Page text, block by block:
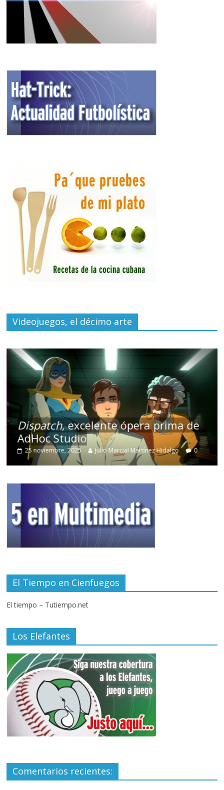
Videojuegos, el décimo arte
Dispatch, excelente ópera prima de
AdHoc Studio
25 noviembre, 2025 Julio Marcial Martínez Hidalgo 0
El Tiempo en Cienfuegos
El tiempo – Tutiempo.net
Los Elefantes
Comentarios recientes: